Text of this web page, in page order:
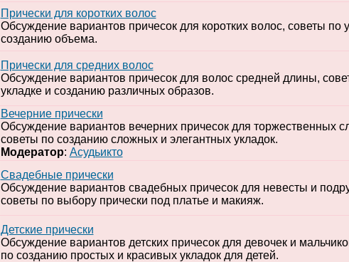
Прически для коротких волос
Обсуждение вариантов причесок для коротких волос, советы по
созданию объема.
Прически для средних волос
Обсуждение вариантов причесок для волос средней длины,
укладке и созданию различных образов.
Вечерние прически
Обсуждение вариантов вечерних причесок для торжественных
советы по созданию сложных и элегантных укладок.
Модератор: Асудьикто
Свадебные прически
Обсуждение вариантов свадебных причесок для невесты и
советы по выбору прически под платье и макияж.
Детские прически
Обсуждение вариантов детских причесок для девочек и
по созданию простых и красивых укладок для детей.